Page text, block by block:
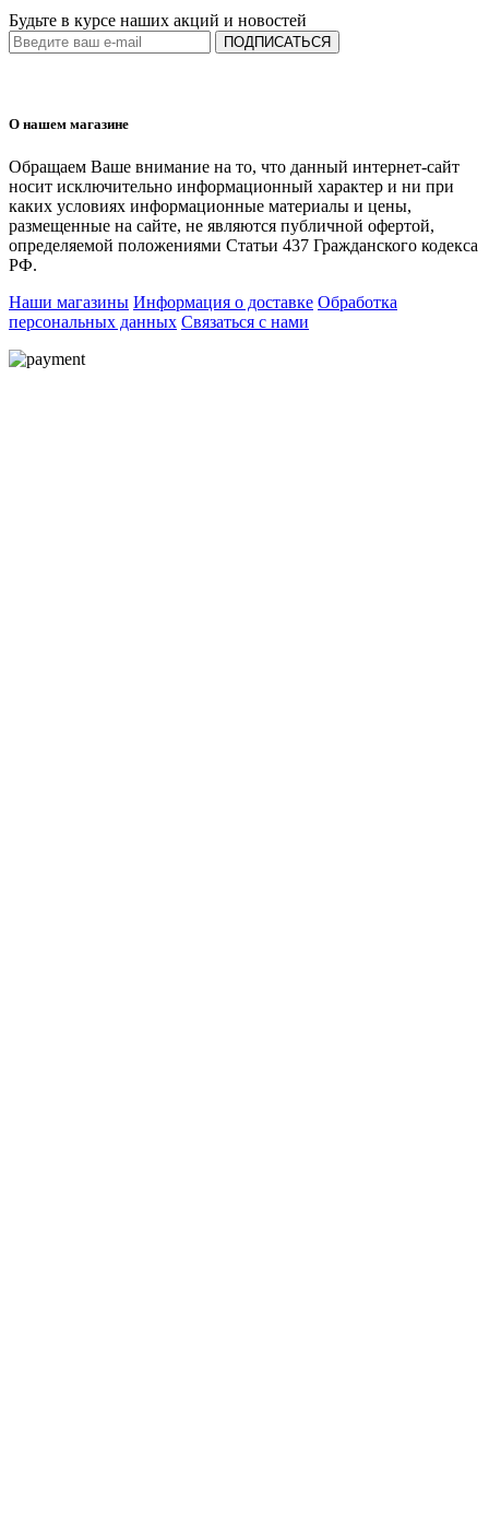
Будьте в курсе наших акций и новостей
ПОДПИСАТЬСЯ
О нашем магазине
Обращаем Ваше внимание на то, что данный интернет-сайт
носит исключительно информационный характер и ни при
каких условиях информационные материалы и цены,
размещенные на сайте, не являются публичной офертой,
определяемой положениями Статьи 437 Гражданского кодекса
РФ.
Наши магазины Информация о доставке Обработка
персональных данных Связаться с нами